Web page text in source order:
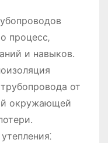
процесс‚
и навыков.
от
окружающей